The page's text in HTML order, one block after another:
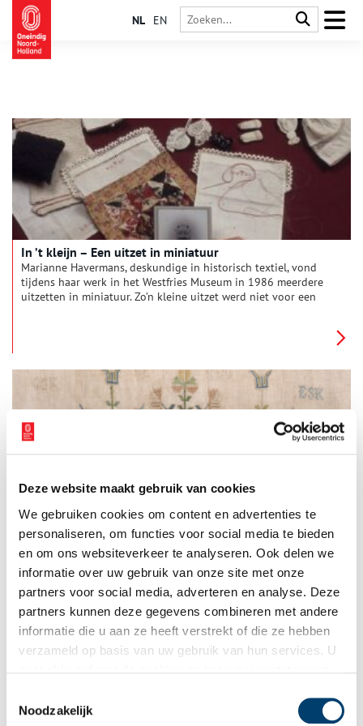
Deze website maakt gebruik van cookies
We gebruiken cookies om content en advertenties te
personaliseren, om functies voor social media te bieden
en om ons websiteverkeer te analyseren. Ook delen we
informatie over uw gebruik van onze site met onze
partners voor social media, adverteren en analyse. Deze
partners kunnen deze gegevens combineren met andere
informatie die u aan ze heeft verstrekt of die ze hebben
verzameld op basis van uw gebruik van hun services. U
Noodzakelijk
NL EN
In ’t kleijn – Een uitzet in miniatuur
Marianne Havermans, deskundige in historisch textiel, vond
tijdens haar werk in het Westfries Museum in 1986 meerdere
uitzetten in miniatuur. Zo’n kleine uitzet werd niet voor een
uitzet in miniatuur 1830-1850’.
Een merklap is een linnen oefenlap waarop het alfabet, cijfers
en motieven zijn geborduurd. De merklap van Johanna Sikking
(1799) behoort tot de oudste, bewaard gebleven gedateerde
merklappen van het Burgerweeshuis in Amsterdam.